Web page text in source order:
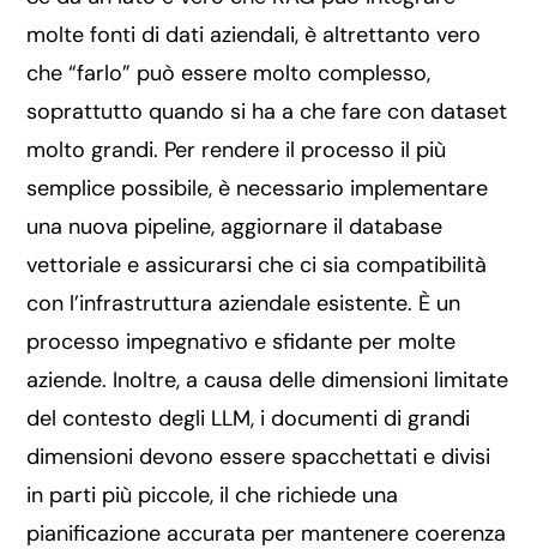
molte fonti di dati aziendali, è altrettanto vero
che “farlo” può essere molto complesso,
soprattutto quando si ha a che fare con dataset
molto grandi. Per rendere il processo il più
semplice possibile, è necessario implementare
una nuova pipeline, aggiornare il database
vettoriale e assicurarsi che ci sia compatibilità
con l’infrastruttura aziendale esistente. È un
processo impegnativo e sfidante per molte
aziende. Inoltre, a causa delle dimensioni limitate
del contesto degli LLM, i documenti di grandi
dimensioni devono essere spacchettati e divisi
in parti più piccole, il che richiede una
pianificazione accurata per mantenere coerenza